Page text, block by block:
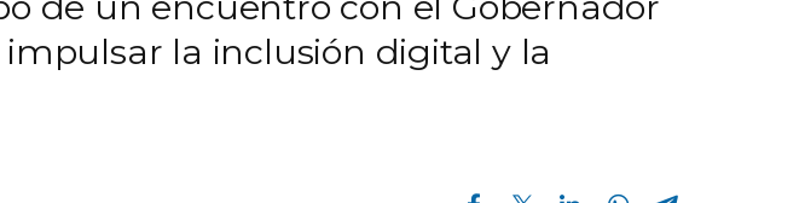
la inclusión digital y la
Compartir en Facebook Compartir en Twitter Compartir en Linkedin Compartir en Whatsapp